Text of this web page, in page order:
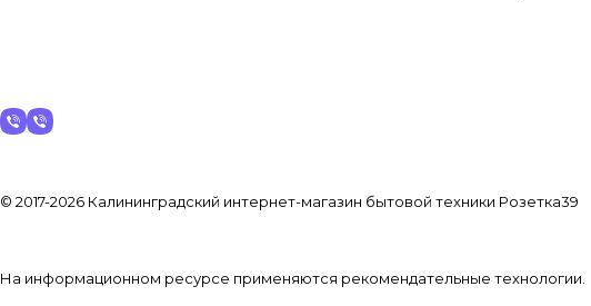
© 2017-2026 Калининградский интернет-магазин бытовой техники Розетка39
На информационном ресурсе применяются рекомендательные технологии